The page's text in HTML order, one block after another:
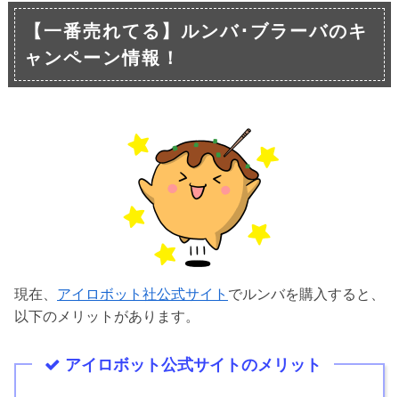
【一番売れてる】ルンバ･ブラーバのキ
ャンペーン情報！
現在、 アイロボット社公式サイト でルンバを購入すると、
以下のメリットがあります。
アイロボット公式サイトのメリット